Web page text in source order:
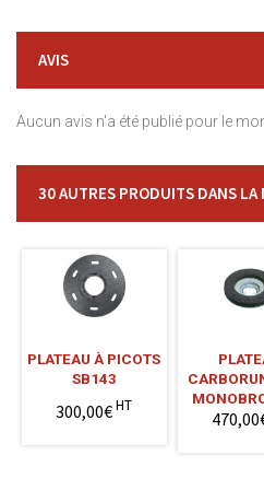
AVIS
Aucun avis n'a été publié pour le
30 AUTRES PRODUITS DANS LA
PLATEAU À PICOTS
SB143
300,00€HT